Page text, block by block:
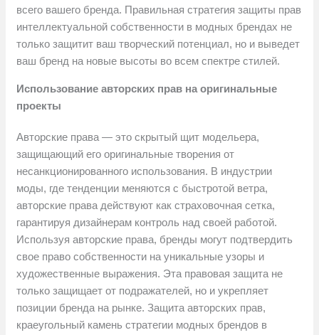
всего вашего бренда. Правильная стратегия защиты прав
интеллектуальной собственности в модных брендах не
только защитит ваш творческий потенциал, но и выведет
ваш бренд на новые высоты во всем спектре стилей.
Использование авторских прав на оригинальные
проекты
Авторские права — это скрытый щит модельера,
защищающий его оригинальные творения от
несанкционированного использования. В индустрии
моды, где тенденции меняются с быстротой ветра,
авторские права действуют как страховочная сетка,
гарантируя дизайнерам контроль над своей работой.
Используя авторские права, бренды могут подтвердить
свое право собственности на уникальные узоры и
художественные выражения. Эта правовая защита не
только защищает от подражателей, но и укрепляет
позиции бренда на рынке. Защита авторских прав,
краеугольный камень стратегии модных брендов в